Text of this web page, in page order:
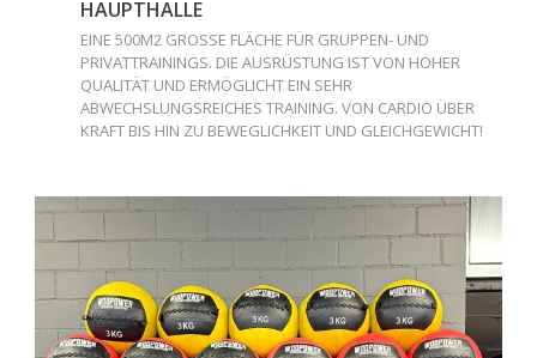
HAUPTHALLE
EINE 500M2 GROSSE FLÄCHE FÜR GRUPPEN- UND
PRIVATTRAININGS. DIE AUSRÜSTUNG IST VON HOHER
QUALITÄT UND ERMÖGLICHT EIN SEHR
ABWECHSLUNGSREICHES TRAINING. VON CARDIO ÜBER
KRAFT BIS HIN ZU BEWEGLICHKEIT UND GLEICHGEWICHT!